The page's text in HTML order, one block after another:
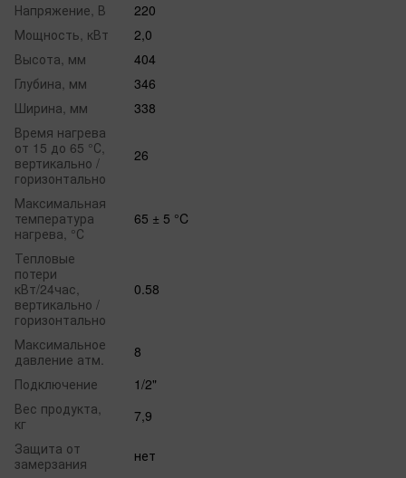
Напряжение, В
220
Мощность, кВт
2,0
Высота, мм
404
Глубина, мм
346
Ширина, мм
338
Время нагрева
от 15 до 65 °С,
вертикально /
горизонтально
26
Максимальная
температура
нагрева, °С
65 ± 5 °C
Тепловые
потери
кВт/24час,
вертикально /
горизонтально
0.58
Максимальное
давление атм.
8
Подключение
1/2"
Вес продукта,
кг
7,9
Защита от
замерзания
нет